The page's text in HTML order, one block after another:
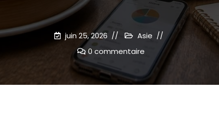
juin 25, 2026
Asie
0 commentaire